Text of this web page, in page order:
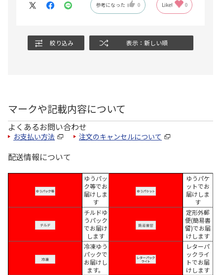
参考になった 0 Like! 0
絞り込み 表示：新しい順
マークや記載内容について
よくあるお問い合わせ
お支払い方法 注文のキャンセルについて
配送情報について
ゆうパッ
ク等でお
届けしま
す
ゆうパケ
ットでお
届けしま
す
チルドゆ
うパック
でお届け
します
定形外郵
便(簡易書
留)でお届
けします
冷凍ゆう
パックで
お届けし
ます。
レターパ
ックライ
トでお届
けします